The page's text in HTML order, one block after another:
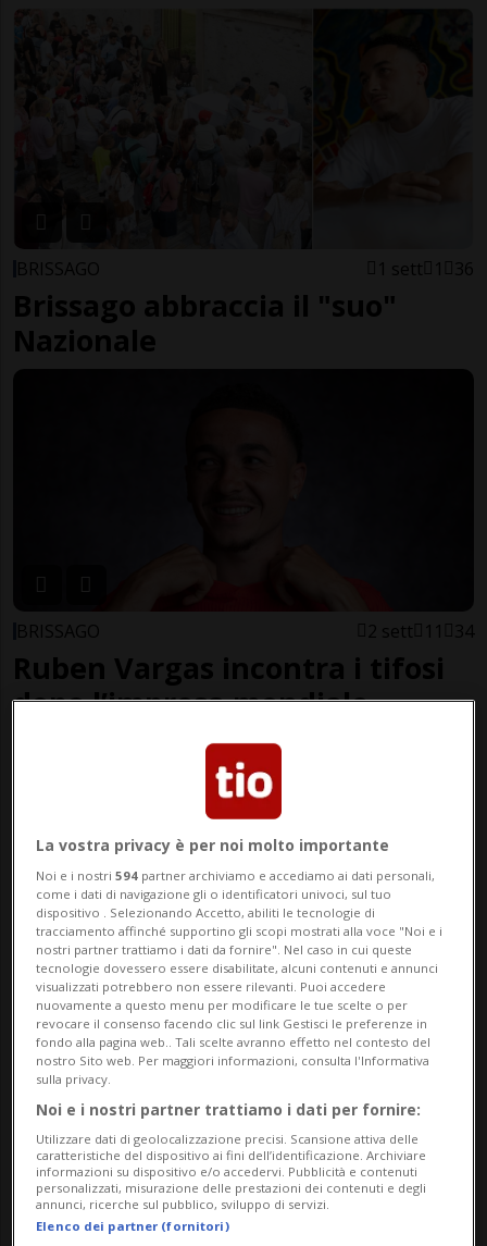
BRISSAGO 1 sett 1 36
Brissago abbraccia il "suo"
Nazionale
BRISSAGO 2 sett 11 34
Ruben Vargas incontra i tifosi
dopo l’impresa mondiale
MONDIALE 2026 2 sett 15
Prime parole di Embolo dopo il
disastro-Mondiale
La vostra privacy è per noi molto importante
Noi e i nostri594 partner archiviamo e accediamo ai dati personali,
come i dati di navigazione gli o identificatori univoci, sul tuo
dispositivo . Selezionando Accetto, abiliti le tecnologie di
tracciamento affinché supportino gli scopi mostrati alla voce "Noi e i
nostri partner trattiamo i dati da fornire". Nel caso in cui queste
tecnologie dovessero essere disabilitate, alcuni contenuti e annunci
visualizzati potrebbero non essere rilevanti. Puoi accedere
nuovamente a questo menu per modificare le tue scelte o per
revocare il consenso facendo clic sul link Gestisci le preferenze in
fondo alla pagina web.. Tali scelte avranno effetto nel contesto del
nostro Sito web. Per maggiori informazioni, consulta l'Informativa
sulla privacy.
Noi e i nostri partner trattiamo i dati per fornire:
Utilizzare dati di geolocalizzazione precisi. Scansione attiva delle
caratteristiche del dispositivo ai fini dell’identificazione. Archiviare
informazioni su dispositivo e/o accedervi. Pubblicità e contenuti
personalizzati, misurazione delle prestazioni dei contenuti e degli
annunci, ricerche sul pubblico, sviluppo di servizi.
Elenco dei partner (fornitori)